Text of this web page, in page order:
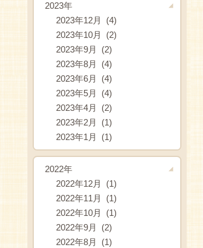
2023年
2023年12月 (4)
2023年10月 (2)
2023年9月 (2)
2023年8月 (4)
2023年6月 (4)
2023年5月 (4)
2023年4月 (2)
2023年2月 (1)
2023年1月 (1)
2022年
2022年12月 (1)
2022年11月 (1)
2022年10月 (1)
2022年9月 (2)
2022年8月 (1)